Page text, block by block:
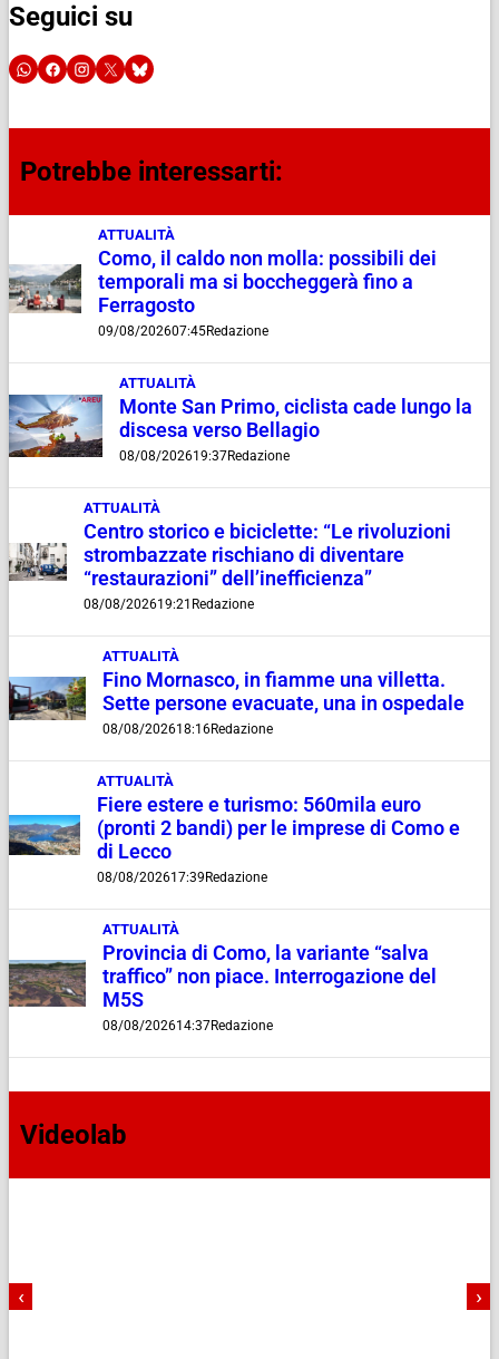
Seguici su
Potrebbe interessarti:
ATTUALITÀ
Como, il caldo non molla: possibili dei
temporali ma si boccheggerà fino a
Ferragosto
09/08/202607:45Redazione
ATTUALITÀ
Monte San Primo, ciclista cade lungo la
discesa verso Bellagio
08/08/202619:37Redazione
ATTUALITÀ
Centro storico e biciclette: “Le rivoluzioni
strombazzate rischiano di diventare
“restaurazioni” dell’inefficienza”
08/08/202619:21 Redazione
ATTUALITÀ
Fino Mornasco, in fiamme una villetta.
Sette persone evacuate, una in ospedale
08/08/202618:16Redazione
ATTUALITÀ
Fiere estere e turismo: 560mila euro
(pronti 2 bandi) per le imprese di Como e
di Lecco
08/08/202617:39 Redazione
ATTUALITÀ
Provincia di Como, la variante “salva
traffico” non piace. Interrogazione del
M5S
08/08/202614:37Redazione
Videolab
‹ ›